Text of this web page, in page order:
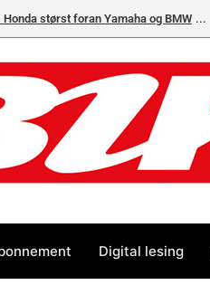
størst foran Yamaha og BMW
Digital lesing